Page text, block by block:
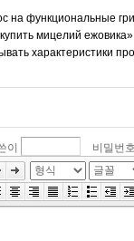
на функциональные
купить мицелий
характеристики
이
비밀번